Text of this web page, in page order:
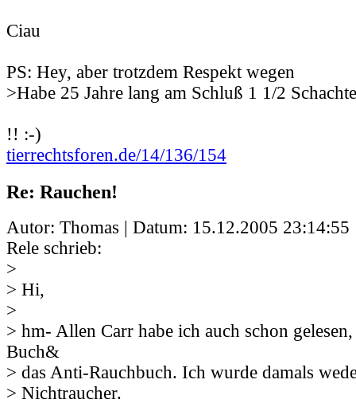
Ciau
PS: Hey, aber trotzdem Respekt wegen
>Habe 25 Jahre lang am Schluß 1 1/2
!! :-)
tierrechtsforen.de/14/136/154
Re: Rauchen!
Autor: Thomas | Datum: 15.12.2005 23:14:55
Rele schrieb:
>
> Hi,
>
> hm- Allen Carr habe ich auch schon
Buch&
> das Anti-Rauchbuch. Ich wurde damals
> Nichtraucher.